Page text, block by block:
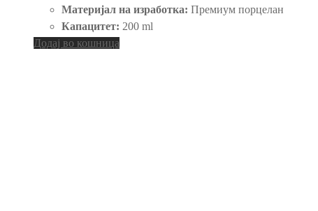
Материјал на изработка: Премиум порцелан
Капацитет: 200 ml
Додај во кошница